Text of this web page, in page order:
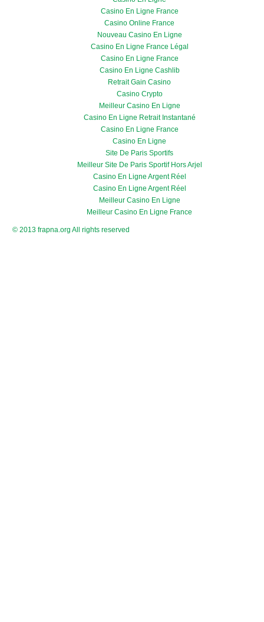
Casino En Ligne France
Casino Online France
Nouveau Casino En Ligne
Casino En Ligne France Légal
Casino En Ligne France
Casino En Ligne Cashlib
Retrait Gain Casino
Casino Crypto
Meilleur Casino En Ligne
Casino En Ligne Retrait Instantané
Casino En Ligne France
Casino En Ligne
Site De Paris Sportifs
Meilleur Site De Paris Sportif Hors Arjel
Casino En Ligne Argent Réel
Casino En Ligne Argent Réel
Meilleur Casino En Ligne
Meilleur Casino En Ligne France
© 2013 frapna.org All rights reserved